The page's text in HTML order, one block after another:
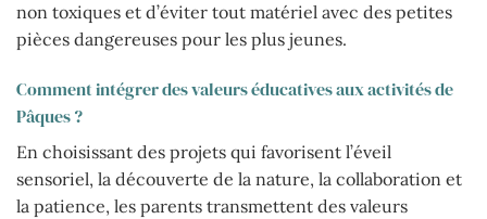
non toxiques et d’éviter tout matériel avec des petites
pièces dangereuses pour les plus jeunes.
Comment intégrer des valeurs éducatives aux activités de
Pâques ?
En choisissant des projets qui favorisent l’éveil
sensoriel, la découverte de la nature, la collaboration et
la patience, les parents transmettent des valeurs